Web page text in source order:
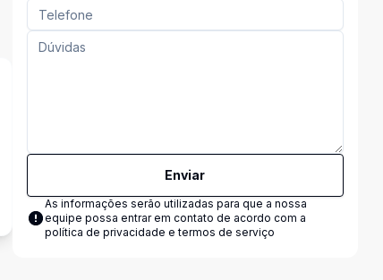
Enviar
As informações serão utilizadas para que a nossa
equipe possa entrar em contato de acordo com a
política de privacidade e termos de serviço